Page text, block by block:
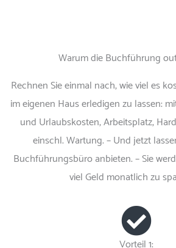
Warum die Buchführung
Rechnen Sie einmal nach, wie viel es
im eigenen Haus erledigen zu lassen:
und Urlaubskosten, Arbeitsplatz,
einschl. Wartung. – Und jetzt
Buchführungsbüro anbieten. – Sie
viel Geld monatlich zu